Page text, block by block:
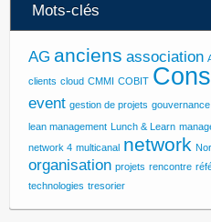
Mots-clés
AG anciens association
clients cloud CMMI COBIT
event gestion de projets gouvernance
lean management Lunch & Learn
network 4 multicanal network
organisation projets rencontre
technologies tresorier